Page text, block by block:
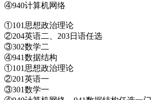
④940计算机网络
①101思想政治理论
②204英语二、203日语任选
③302数学二
④941数据结构
①101思想政治理论
②201英语一
③301数学一